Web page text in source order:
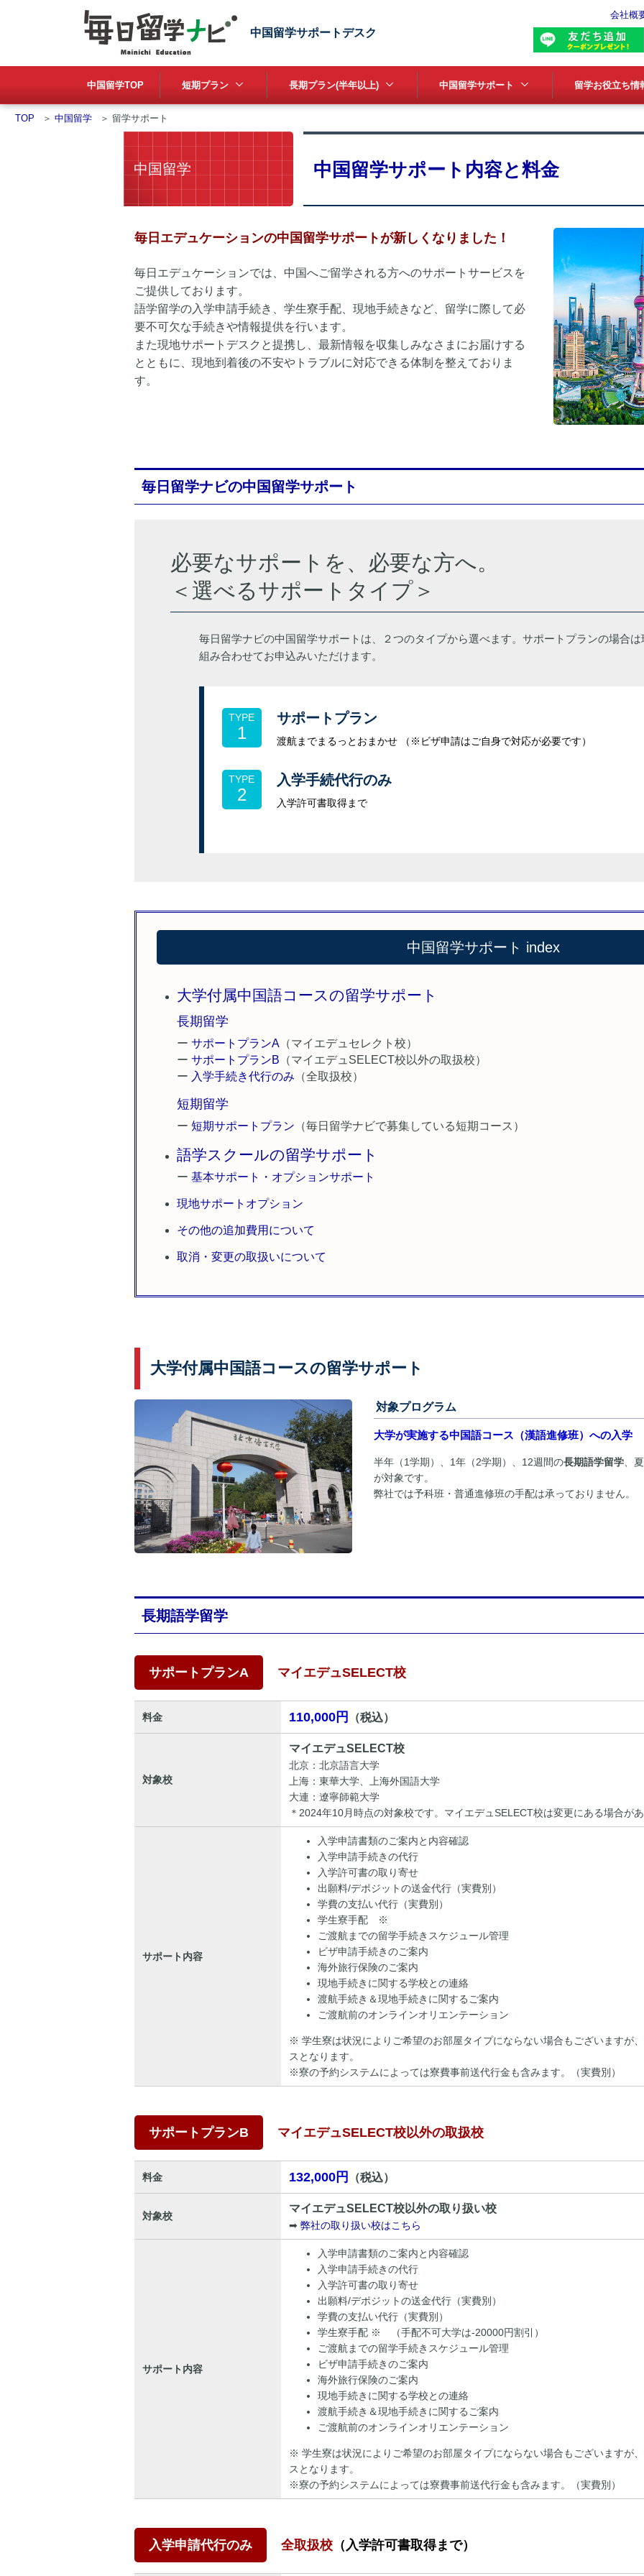
中国留学サポートデスク
会社概
中国留学TOP 短期プラン 長期プラン(半年以上) 中国留学サポート 留学お役立ち情
TOP ＞ 中国留学 ＞ 留学サポート
中国留学 中国留学サポート内容と料金
毎日エデュケーションの中国留学サポートが新しくなりました！
毎日エデュケーションでは、中国へご留学される方へのサポートサービスを
ご提供しております。
語学留学の入学申請手続き、学生寮手配、現地手続きなど、留学に際して必
要不可欠な手続きや情報提供を行います。
また現地サポートデスクと提携し、最新情報を収集しみなさまにお届けする
とともに、現地到着後の不安やトラブルに対応できる体制を整えておりま
す。
毎日留学ナビの中国留学サポート
必要なサポートを、必要な方へ。
＜選べるサポートタイプ＞
毎日留学ナビの中国留学サポートは、２つのタイプから選べます。サポートプランの場合
組み合わせてお申込みいただけます。
TYPE
1
サポートプラン
渡航までまるっとおまかせ（※ビザ申請はご自身で対応が必要です）
TYPE
2
入学手続代行のみ
入学許可書取得まで
中国留学サポート index
大学付属中国語コースの留学サポート
長期留学
ー サポートプランA （マイエデュセレクト校）
ー サポートプランB （マイエデュSELECT校以外の取扱校）
ー 入学手続き代行のみ （全取扱校）
短期留学
ー 短期サポートプラン （毎日留学ナビで募集している短期コース）
語学スクールの留学サポート
ー 基本サポート・オプションサポート
現地サポートオプション
その他の追加費用について
取消・変更の取扱いについて
大学付属中国語コースの留学サポート
対象プログラム
大学が実施する中国語コース（漢語進修班）への入学
半年（1学期）、1年（2学期）、12週間の長期語学留学、
が対象です。
弊社では予科班・普通進修班の手配は承っておりません。
長期語学留学
サポートプランA マイエデュSELECT校
料金 110,000円 （税込）
対象校
マイエデュSELECT校
北京：北京語言大学
上海：東華大学、上海外国語大学
大連：遼寧師範大学
＊2024年10月時点の対象校です。マイエデュSELECT校は変更にある場合があ
サポート内容
入学申請書類のご案内と内容確認
入学申請手続きの代行
入学許可書の取り寄せ
出願料/デポジットの送金代行（実費別）
学費の支払い代行（実費別）
学生寮手配 ※
ご渡航までの留学手続きスケジュール管理
ビザ申請手続きのご案内
海外旅行保険のご案内
現地手続きに関する学校との連絡
渡航手続き＆現地手続きに関するご案内
ご渡航前のオンラインオリエンテーション
※ 学生寮は状況によりご希望のお部屋タイプにならない場合もございますが
スとなります。
※寮の予約システムによっては寮費事前送代行金も含みます。（実費別）
サポートプランB マイエデュSELECT校以外の取扱校
料金 132,000円 （税込）
対象校
マイエデュSELECT校以外の取り扱い校
➡ 弊社の取り扱い校はこちら
サポート内容
入学申請書類のご案内と内容確認
入学申請手続きの代行
入学許可書の取り寄せ
出願料/デポジットの送金代行（実費別）
学費の支払い代行（実費別）
学生寮手配 ※ （手配不可大学は‐20000円割引）
ご渡航までの留学手続きスケジュール管理
ビザ申請手続きのご案内
海外旅行保険のご案内
現地手続きに関する学校との連絡
渡航手続き＆現地手続きに関するご案内
ご渡航前のオンラインオリエンテーション
※ 学生寮は状況によりご希望のお部屋タイプにならない場合もございますが
スとなります。
※寮の予約システムによっては寮費事前送代行金も含みます。（実費別）
入学申請代行のみ 全取扱校（入学許可書取得まで）